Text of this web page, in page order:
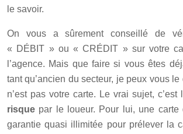
le savoir.
On vous a sûrement conseillé de
« DÉBIT » ou « CRÉDIT » sur votre
l’agence. Mais que faire si vous êtes
tant qu’ancien du secteur, je peux vous
n’est pas votre carte. Le vrai sujet, c’est
risque par le loueur. Pour lui, une carte
garantie quasi illimitée pour prélever la